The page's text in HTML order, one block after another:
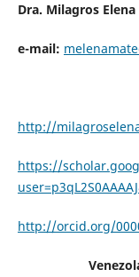
Dra. Milagros
e-mail:
http://
https://
http://orcid.org/